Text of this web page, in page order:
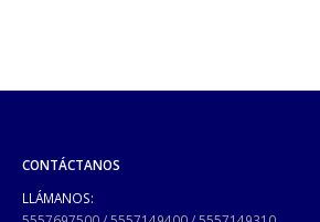
CONTÁCTANOS
LLÁMANOS: